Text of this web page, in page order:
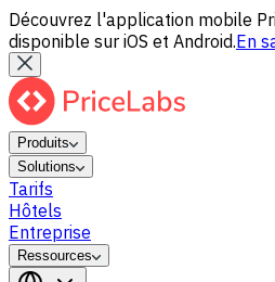
Découvrez l'application mobile
disponible sur iOS et Android.En
Produits
Solutions
Tarifs
Hôtels
Entreprise
Ressources